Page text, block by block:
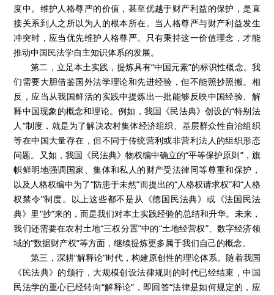
度中。维护人格尊严的价值，甚至优越于财产利益的保护，是直
接关系到人之所以为人的根本所在。当人格尊严与财产利益发生
冲突时，应当优先维护人格尊严。只有秉持这一价值理念，才能
推动中国民法学自主知识体系的发展。
第二，立足本土实践，提炼具有“中国元素”的标识性概念。我
们需要大胆借鉴国外法学理论和先进经验，但不能照抄照搬。相
反，应当从我国鲜活的实践中提炼出一批能够反映中国经验、解
释中国现象的概念和理论。例如，我国《民法典》创设的“特别法
人”制度，就是为了解决农村集体经济组织、基层群众性自治组织
等在中国大量存在，但不同于传统营利或非营利法人的组织形态
问题。又如，我国《民法典》物权编中确立的“平等保护原则”，旗
帜鲜明地强调国家、集体和私人的财产受法律同等尊重和保护，
以及人格权编中为了“防患于未然”而提出的“人格权请求权”和“人格
权禁令”制度。以上这些都不是从《德国民法典》或《法国民法
典》里“抄”来的，而是我们对本土实践经验的总结和升华。未来，
我们还需要在农村土地“三权分置”中的“土地经营权”、数字经济领
域的“数据财产权”等方面，继续提炼更多属于我们自己的概念。
第三，深耕“解释论”时代，构建原创性的理论体系。随着我国
《民法典》的颁行，大规模创设法律规则的时代已经结束，中国
民法学的重心已经转向“解释论”，即回答“法律是如何规定的，应